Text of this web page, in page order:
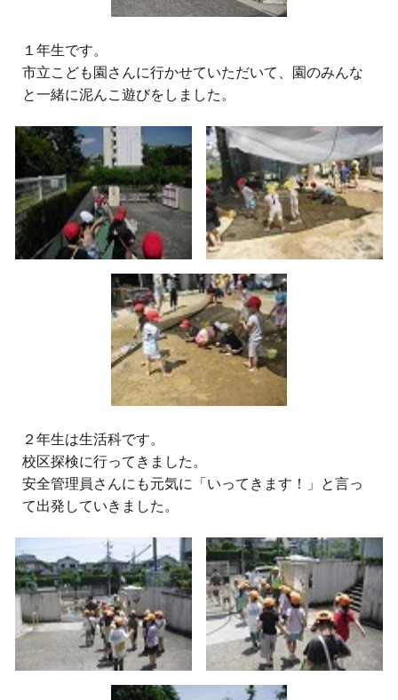
１年生です。
市立こども園さんに行かせていただいて、園のみんな
と一緒に泥んこ遊びをしました。
２年生は生活科です。
校区探検に行ってきました。
安全管理員さんにも元気に「いってきます！」と言っ
て出発していきました。